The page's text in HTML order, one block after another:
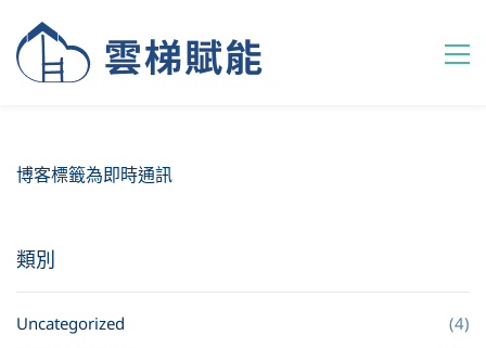
博客標籤為即時通訊
類別
Uncategorized
(4)